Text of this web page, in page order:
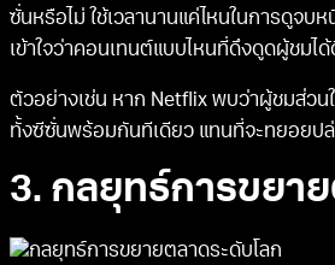
ซั่นหรือไม่ ใช้เวลานานแค่ไหนในการดูจ
เข้าใจว่าคอนเทนต์แบบไหนที่ดึงดูดผู้ชม
ตัวอย่างเช่น หาก Netflix พบว่าผู้ชมส่ว
ทั้งซีซั่นพร้อมกันทีเดียว แทนที่จะทยอยป
3. กลยุทธ์การขยา